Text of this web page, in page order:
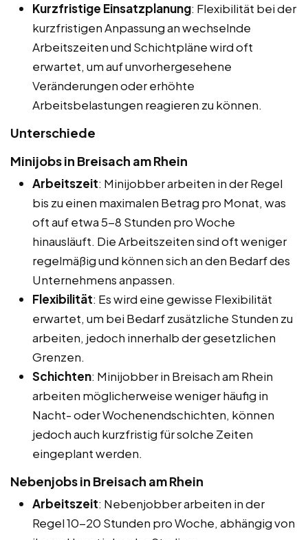
Kurzfristige Einsatzplanung: Flexibilität bei der
kurzfristigen Anpassung an wechselnde
Arbeitszeiten und Schichtpläne wird oft
erwartet, um auf unvorhergesehene
Veränderungen oder erhöhte
Arbeitsbelastungen reagieren zu können.
Unterschiede
Minijobs in Breisach am Rhein
Arbeitszeit: Minijobber arbeiten in der Regel
bis zu einen maximalen Betrag pro Monat, was
oft auf etwa 5-8 Stunden pro Woche
hinausläuft. Die Arbeitszeiten sind oft weniger
regelmäßig und können sich an den Bedarf des
Unternehmens anpassen.
Flexibilität: Es wird eine gewisse Flexibilität
erwartet, um bei Bedarf zusätzliche Stunden zu
arbeiten, jedoch innerhalb der gesetzlichen
Grenzen.
Schichten: Minijobber in Breisach am Rhein
arbeiten möglicherweise weniger häufig in
Nacht- oder Wochenendschichten, können
jedoch auch kurzfristig für solche Zeiten
eingeplant werden.
Nebenjobs in Breisach am Rhein
Arbeitszeit: Nebenjobber arbeiten in der
Regel 10-20 Stunden pro Woche, abhängig von